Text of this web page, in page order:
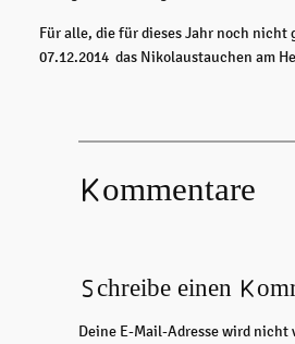
Für alle, die für dieses Jahr noch nicht
07.12.2014 das Nikolaustauchen am
Kommentare
Schreibe einen
Deine E-Mail-Adresse wird